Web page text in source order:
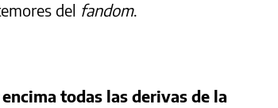
del fandom.
todas las derivas de la